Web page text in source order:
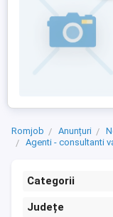
Romjob Anunțuri
Agenti - consultanti
Categorii
Județe